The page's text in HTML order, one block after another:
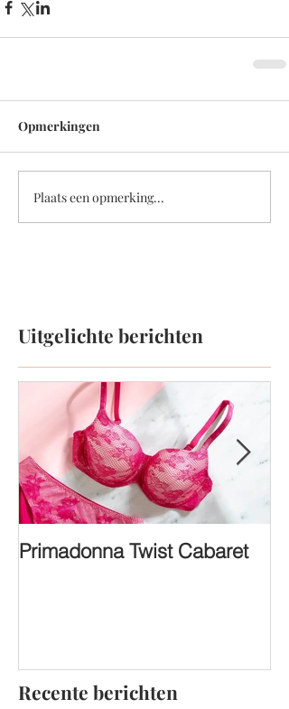
Opmerkingen
Plaats een opmerking...
Uitgelichte berichten
Primadonna Twist Cabaret
Recente berichten